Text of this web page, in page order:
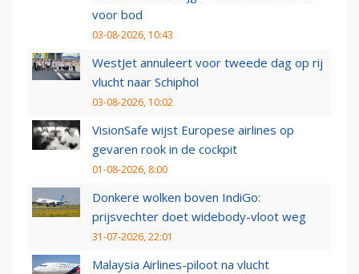
voor bod
03-08-2026, 10:43
WestJet annuleert voor tweede dag op rij
vlucht naar Schiphol
03-08-2026, 10:02
VisionSafe wijst Europese airlines op
gevaren rook in de cockpit
01-08-2026, 8:00
Donkere wolken boven IndiGo:
prijsvechter doet widebody-vloot weg
31-07-2026, 22:01
Malaysia Airlines-piloot na vlucht